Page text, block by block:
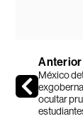
Anterior
México
ocultar